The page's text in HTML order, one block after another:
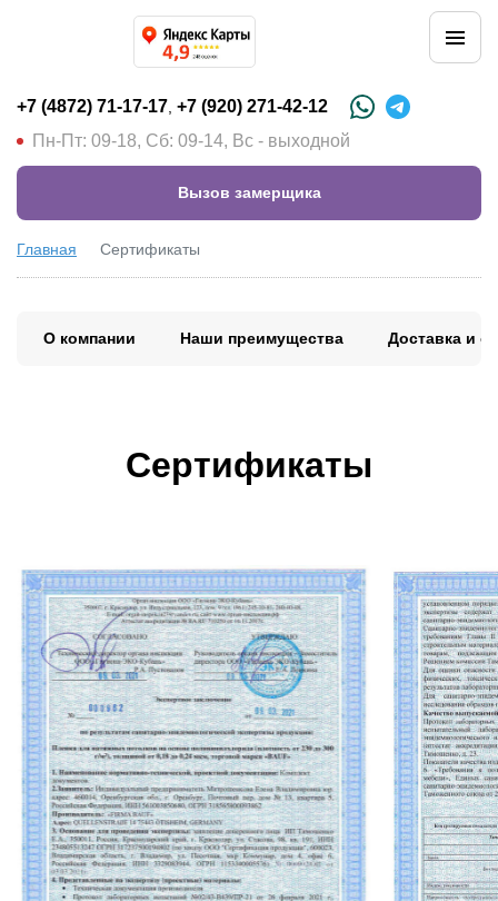
+7 (4872) 71-17-17 +7 (920) 271-42-12
Пн-Пт: 09-18, Сб: 09-14, Вс - выходной
Вызов замерщика
Главная Сертификаты
О компании Наши преимущества Доставка и
Сертификаты